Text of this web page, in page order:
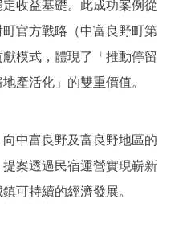
收益基礎。此成功案例從
官方戰略（中富良野町第
模式，體現了「推動停留
產活化」的雙重價值。
中富良野及富良野地區的
案透過民宿運營實現嶄新
可持續的經濟發展。